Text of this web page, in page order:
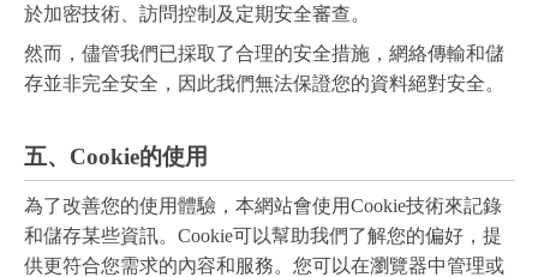
於加密技術、訪問控制及定期安全審查。
然而，儘管我們已採取了合理的安全措施，網絡傳輸和儲
存並非完全安全，因此我們無法保證您的資料絕對安全。
五、Cookie的使用
為了改善您的使用體驗，本網站會使用Cookie技術來記錄
和儲存某些資訊。Cookie可以幫助我們了解您的偏好，提
供更符合您需求的內容和服務。您可以在瀏覽器中管理或